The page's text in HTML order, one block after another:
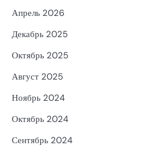
Апрель 2026
Декабрь 2025
Октябрь 2025
Август 2025
Ноябрь 2024
Октябрь 2024
Сентябрь 2024